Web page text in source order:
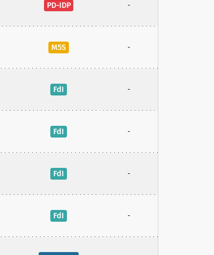
PD-IDP -
M5S -
FdI -
FdI -
FdI -
FdI -